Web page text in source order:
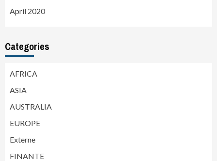
April 2020
Categories
AFRICA
ASIA
AUSTRALIA
EUROPE
Externe
FINANTE